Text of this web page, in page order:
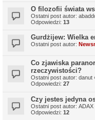
O filozofii świata
Ostatni post autor:
Odpowiedzi: 13
Gurdżijew: Wielka
Ostatni post autor:
Co zjawiska
rzeczywistości?
Ostatni post autor: danut
Odpowiedzi: 27
Czy jestes jedyna
Ostatni post autor: ADAX
Odpowiedzi: 12